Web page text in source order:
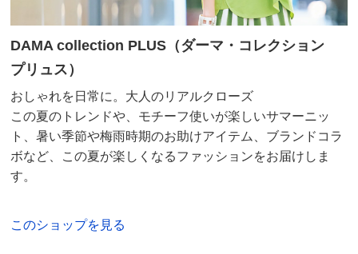
DAMA collection PLUS（ダーマ・コレクション
プリュス）
おしゃれを日常に。大人のリアルクローズ
この夏のトレンドや、モチーフ使いが楽しいサマーニッ
ト、暑い季節や梅雨時期のお助けアイテム、ブランドコラ
ボなど、この夏が楽しくなるファッションをお届けしま
す。
このショップを見る